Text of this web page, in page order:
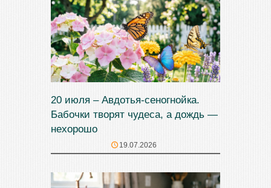
20 июля – Авдотья-сеногнойка.
Бабочки творят чудеса, а дождь —
нехорошо
19.07.2026